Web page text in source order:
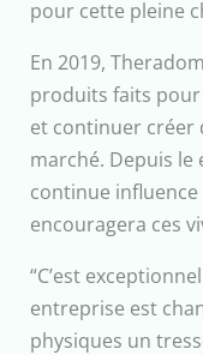
pour cette pleine
En 2019,
produits faits
et continuer créer
marché. Depuis le
continue
encouragera ces
“C’est
entreprise est
physiques un